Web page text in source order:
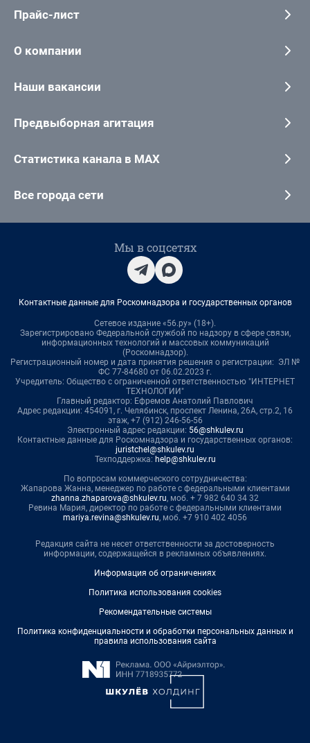
Прайс-лист
О компании
Наши вакансии
Предвыборная агитация
Статистика канала в MAX
Все города сети
Мы в соцсетях
Контактные данные для Роскомнадзора и государственных органов
Сетевое издание «56.ру» (18+).
Зарегистрировано Федеральной службой по надзору в сфере связи,
информационных технологий и массовых коммуникаций
(Роскомнадзор).
Регистрационный номер и дата принятия решения о регистрации: ЭЛ №
ФС 77-84680 от 06.02.2023 г.
Учредитель: Общество с ограниченной ответственностью "ИНТЕРНЕТ
ТЕХНОЛОГИИ"
Главный редактор: Ефремов Анатолий Павлович
Адрес редакции: 454091, г. Челябинск, проспект Ленина, 26А, стр.2, 16
этаж, +7 (912) 246-56-56
Электронный адрес редакции: 56@shkulev.ru
Контактные данные для Роскомнадзора и государственных органов:
juristchel@shkulev.ru
Техподдержка: help@shkulev.ru
По вопросам коммерческого сотрудничества:
Жапарова Жанна, менеджер по работе с федеральными клиентами
zhanna.zhaparova@shkulev.ru, моб. + 7 982 640 34 32
Ревина Мария, директор по работе с федеральными клиентами
mariya.revina@shkulev.ru, моб. +7 910 402 4056
Редакция сайта не несет ответственности за достоверность
информации, содержащейся в рекламных объявлениях.
Информация об ограничениях
Политика использования cookies
Рекомендательные системы
Политика конфиденциальности и обработки персональных данных и
правила использования сайта